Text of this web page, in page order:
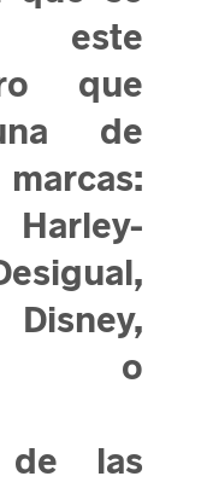
este
que
de
o
de las